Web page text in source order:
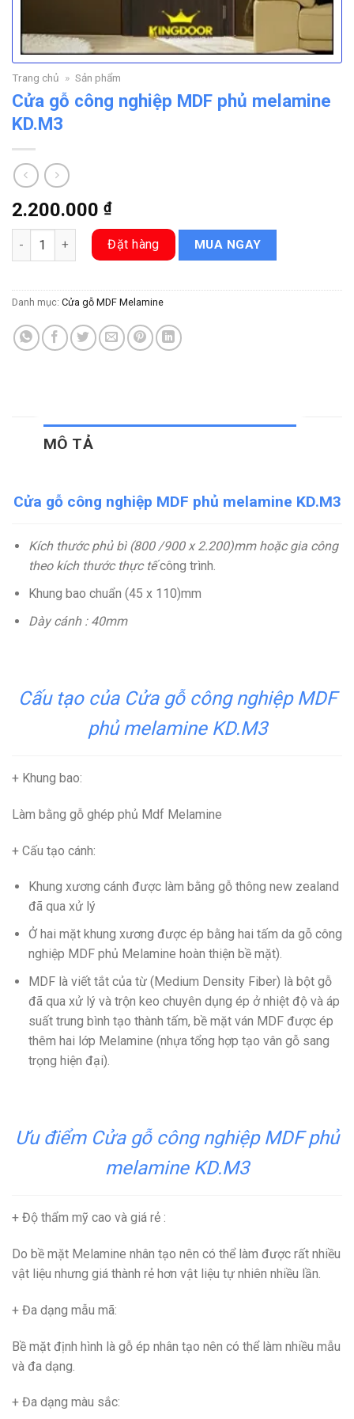
Trang chủ » Sản phẩm
Cửa gỗ công nghiệp MDF phủ melamine
KD.M3
2.200.000 ₫
Cửa gỗ công nghiệp MDF phủ melamine KD.M3 số lượng
Đặt hàng MUA NGAY
Danh mục: Cửa gỗ MDF Melamine
MÔ TẢ
Cửa gỗ công nghiệp MDF phủ melamine KD.M3
Kích thước phủ bì (800 /900 x 2.200)mm hoặc gia công
theo kích thước thực tếcông trình.
Khung bao chuẩn (45 x 110)mm
Dày cánh : 40mm
Cấu tạo của Cửa gỗ công nghiệp MDF
phủ melamine KD.M3
+ Khung bao:
Làm bằng gỗ ghép phủ Mdf Melamine
+ Cấu tạo cánh:
Khung xương cánh được làm bằng gỗ thông new zealand
đã qua xử lý
Ở hai mặt khung xương được ép bằng hai tấm da gỗ công
nghiệp MDF phủ Melamine hoàn thiện bề mặt).
MDFlà viết tắt của từ (Medium Density Fiber) là bột gỗ
đã qua xử lý và trộn keo chuyên dụng ép ở nhiệt độ và áp
suất trung bình tạo thành tấm, bề mặt ván MDF được ép
thêm hai lớp Melamine (nhựa tổng hợp tạo vân gỗ sang
trọng hiện đại).
Ưu điểm Cửa gỗ công nghiệp MDF phủ
melamine KD.M3
+ Độ thẩm mỹ cao và giá rẻ :
Do bề mặt Melamine nhân tạo nên có thể làm được rất nhiều
vật liệu nhưng giá thành rẻ hơn vật liệu tự nhiên nhiều lần.
+ Đa dạng mẫu mã:
Bề mặt định hình là gỗ ép nhân tạo nên có thể làm nhiều mẫu
và đa dạng.
+ Đa dạng màu sắc: